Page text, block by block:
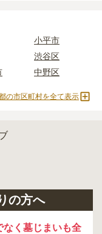
各霊園の詳しい料金案
小平市
渋谷区
中野区
の市区町村を全て表示
の方へ
なく墓じまいも全